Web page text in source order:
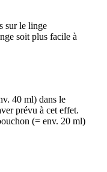
sur le linge
soit plus facile à
40 ml) dans le
prévu à cet effet.
(= env. 20 ml)